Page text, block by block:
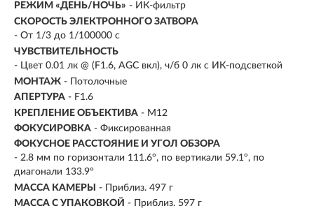
РЕЖИМ «ДЕНЬ/НОЧЬ» - ИК-фильтр
СКОРОСТЬ ЭЛЕКТРОННОГО ЗАТВОРА
- От 1/3 до 1/100000 с
ЧУВСТВИТЕЛЬНОСТЬ
- Цвет 0.01 лк @ (F1.6, AGC вкл), ч/б 0 лк с ИК-подсветкой
МОНТАЖ - Потолочные
АПЕРТУРА - F1.6
КРЕПЛЕНИЕ ОБЪЕКТИВА - M12
ФОКУСИРОВКА - Фиксированная
ФОКУСНОЕ РАССТОЯНИЕ И УГОЛ ОБЗОРА
- 2.8 мм по горизонтали 111.6°, по вертикали 59.1°, по
диагонали 133.9°
МАССА КАМЕРЫ
- Приблиз. 497 г
МАССА С УПАКОВКОЙ - Приблиз. 597 г